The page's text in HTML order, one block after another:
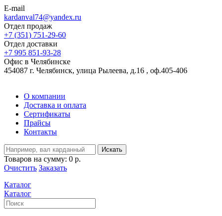
E-mail
kardanval74@yandex.ru
Отдел продаж
+7 (351) 751-29-60
Отдел доставки
+7 995 851-93-28
Офис в Челябинске
454087 г. Челябинск, улица Рылеева, д.16 , оф.405-406
О компании
Доставка и оплата
Сертификаты
Прайсы
Контакты
Искать
Товаров на сумму: 0 р.
Очистить Заказать
Каталог
Каталог